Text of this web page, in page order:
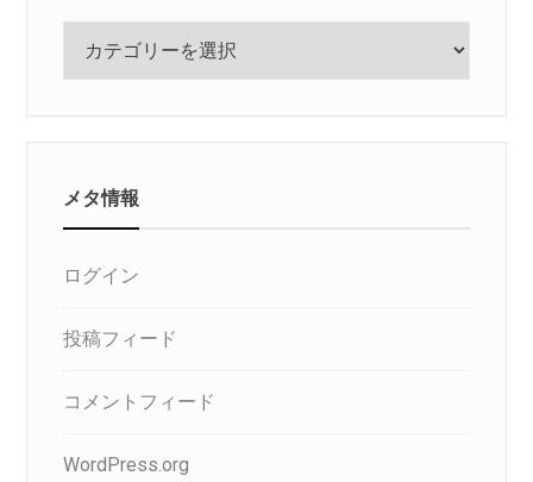
メタ情報
ログイン
投稿フィード
コメントフィード
WordPress.org